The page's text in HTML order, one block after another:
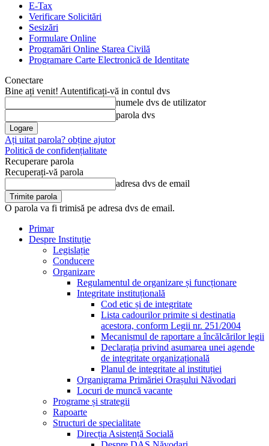
E-Tax
Verificare Solicitări
Sesizări
Formulare Online
Programări Online Starea Civilă
Programare Carte Electronică de Identitate
Conectare
Bine ați venit! Autentificați-vă in contul dvs
numele dvs de utilizator
parola dvs
Ați uitat parola? obține ajutor
Politică de confidențialitate
Recuperare parola
Recuperați-vă parola
adresa dvs de email
O parola va fi trimisă pe adresa dvs de email.
Primar
Despre Instituție
Legislație
Conducere
Organizare
Regulamentul de organizare și funcționare
Integritate instituțională
Cod etic și de integritate
Lista cadourilor primite si destinatia
acestora, conform Legii nr. 251/2004
Mecanismul de raportare a încălcărilor legii
Declarația privind asumarea unei agende
de integritate organizațională
Planul de integritate al instituției
Organigrama Primăriei Orașului Năvodari
Locuri de muncă vacante
Programe și strategii
Rapoarte
Structuri de specialitate
Direcția Asistență Socială